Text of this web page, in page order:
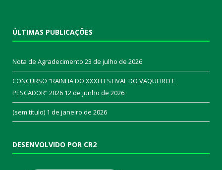
ÚLTIMAS PUBLICAÇÕES
Nota de Agradecimento 23 de julho de 2026
CONCURSO “RAINHA DO XXXI FESTIVAL DO VAQUEIRO E
PESCADOR” 2026 12 de junho de 2026
(sem título) 1 de janeiro de 2026
DESENVOLVIDO POR CR2